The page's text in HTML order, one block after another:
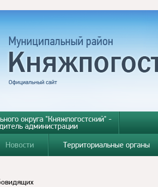
округа "Княжпогостский" -
администрации
Новости Территориальные органы